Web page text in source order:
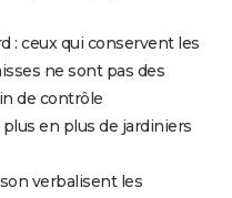
: ceux qui conservent les
ne sont pas des
de contrôle
plus en plus de jardiniers
verbalisent les